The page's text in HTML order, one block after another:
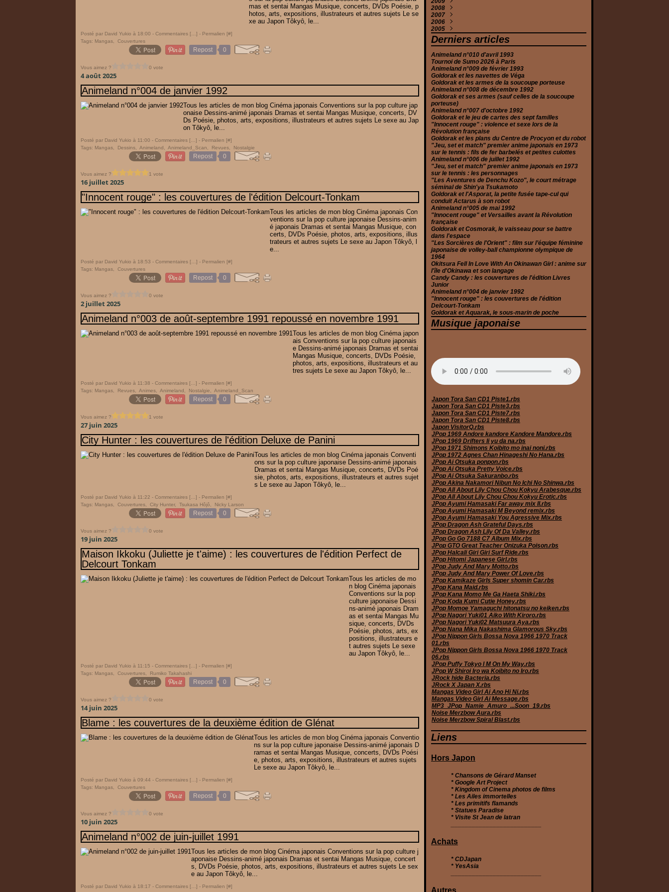
mas et sentai Mangas Musique, concerts, DVDs Poésie, p
hotos, arts, expositions, illustrateurs et autres sujets Le se
xe au Japon Tôkyô, le...
Posté par David Yukio à 18:00 - Commentaires [ ] - Permalien [#]
Tags: Mangas Couvertures
Repost 0
Vous aimez ? 0 vote
4 août 2025
Animeland n°004 de janvier 1992
Tous les articles de mon blog Cinéma japonais Conventions sur la pop culture jap
onaise Dessins-animé japonais Dramas et sentai Mangas Musique, concerts, DV
Ds Poésie, photos, arts, expositions, illustrateurs et autres sujets Le sexe au Jap
on Tôkyô, le...
Posté par David Yukio à 11:00 - Commentaires [ ] - Permalien [#]
Tags: Mangas Dessins Animeland Animeland_Scan Revues Nostalgie
Repost 0
Vous aimez ? 1 vote
16 juillet 2025
"Innocent rouge" : les couvertures de l'édition Delcourt-Tonkam
Tous les articles de mon blog Cinéma japonais Con
ventions sur la pop culture japonaise Dessins-anim
é japonais Dramas et sentai Mangas Musique, con
certs, DVDs Poésie, photos, arts, expositions, illus
trateurs et autres sujets Le sexe au Japon Tôkyô, l
e...
Posté par David Yukio à 18:53 - Commentaires [ ] - Permalien [#]
Tags: Mangas Couvertures
Repost 0
Vous aimez ? 0 vote
2 juillet 2025
Animeland n°003 de août-septembre 1991 repoussé en novembre 1991
Tous les articles de mon blog Cinéma japon
ais Conventions sur la pop culture japonais
e Dessins-animé japonais Dramas et sentai
Mangas Musique, concerts, DVDs Poésie,
photos, arts, expositions, illustrateurs et au
tres sujets Le sexe au Japon Tôkyô, le...
Posté par David Yukio à 11:38 - Commentaires [ ] - Permalien [#]
Tags: Mangas Revues Animes Animeland Nostalgie Animeland_Scan
Repost 0
Vous aimez ? 1 vote
27 juin 2025
City Hunter : les couvertures de l'édition Deluxe de Panini
Tous les articles de mon blog Cinéma japonais Conventi
ons sur la pop culture japonaise Dessins-animé japonais
Dramas et sentai Mangas Musique, concerts, DVDs Poé
sie, photos, arts, expositions, illustrateurs et autres sujet
s Le sexe au Japon Tôkyô, le...
Posté par David Yukio à 11:22 - Commentaires [ ] - Permalien [#]
Tags: Mangas Couvertures City Hunter, Tsukasa Hôjô Nicky Larson
Repost 0
Vous aimez ? 0 vote
19 juin 2025
Maison Ikkoku (Juliette je t'aime) : les couvertures de l'édition Perfect de
Delcourt Tonkam
Tous les articles de mo
n blog Cinéma japonais
Conventions sur la pop
culture japonaise Dessi
ns-animé japonais Dram
as et sentai Mangas Mu
sique, concerts, DVDs
Poésie, photos, arts, ex
positions, illustrateurs e
t autres sujets Le sexe
au Japon Tôkyô, le...
Posté par David Yukio à 11:15 - Commentaires [ ] - Permalien [#]
Tags: Mangas Couvertures Rumiko Takahashi
Repost 0
Vous aimez ? 0 vote
14 juin 2025
Blame : les couvertures de la deuxième édition de Glénat
Tous les articles de mon blog Cinéma japonais Conventio
ns sur la pop culture japonaise Dessins-animé japonais D
ramas et sentai Mangas Musique, concerts, DVDs Poési
e, photos, arts, expositions, illustrateurs et autres sujets
Le sexe au Japon Tôkyô, le...
Posté par David Yukio à 09:44 - Commentaires [ ] - Permalien [#]
Tags: Mangas Couvertures
Repost 0
Vous aimez ? 0 vote
10 juin 2025
Animeland n°002 de juin-juillet 1991
Tous les articles de mon blog Cinéma japonais Conventions sur la pop culture j
aponaise Dessins-animé japonais Dramas et sentai Mangas Musique, concert
s, DVDs Poésie, photos, arts, expositions, illustrateurs et autres sujets Le sex
e au Japon Tôkyô, le...
Posté par David Yukio à 18:17 - Commentaires [ ] - Permalien [#]
Janvier
Février
Janvier
Avril
Mars
Février
Janvier
Juillet
Juin
Mars
Février
Janvier (2)
Août
Juillet
Juin
Mai(2)
Avril (2)
Mars(2)
Janvier (1)
Septembre
Août
Juillet
Juin
Mai(4)
Avril(1)
Janvier (3)
Octobre
Septembre
Août
Juillet
Juin (5)
Mai (6)
Février (1)
Janvier (2)
Décembre
Novembre
Septembre
Août
Juillet (5)
Juin(2)
Avril(2)
Mars(1)
Février (3)
Janvier(4)
2008
Décembre
Novembre
Octobre
Septembre
(1)
Août(2)
Juin(2)
Mai(2)
Mars(4)
Février(2)
Janvier(1)
2007
Décembre
Novembre
Septembre
(3)
Août(1)
Juin(2)
Mai(2)
Avril(2)
Mars(2)
Février(2)
Janvier (3)
2006
Décembre
Novembre (2)
Octobre (2)
Août(2)
Juillet(2)
Juin(2)
Mai(2)
Avril(3)
Mars(2)
Février(2)
Janvier
2005
Décembre (2)
Novembre (3)
Septembre(3)
Août(4)
Juillet(6)
Juin(4)
Mai(11)
Derniers articles
Animeland n°010 d'avril 1993
Tournoi de Sumo 2026 à Paris
Animeland n°009 de février 1993
Goldorak et les navettes de Véga
Goldorak et les armes de la soucoupe porteuse
Animeland n°008 de décembre 1992
Goldorak et ses armes (sauf celles de la soucoupe
porteuse)
Animeland n°007 d'octobre 1992
Goldorak et le jeu de cartes des sept familles
"Innocent rouge" : violence et sexe lors de la
Révolution française
Goldorak et les plans du Centre de Procyon et du robot
"Jeu, set et match" premier anime japonais en 1973
sur le tennis : fils de fer barbelés et petites culottes
Animeland n°006 de juillet 1992
"Jeu, set et match" premier anime japonais en 1973
sur le tennis : les personnages
"Les Aventures de Denchu Kozo", le court métrage
séminal de Shin'ya Tsukamoto
Goldorak et l'Asporat, la petite fusée tape-cul qui
conduit Actarus à son robot
Animeland n°005 de mai 1992
"Innocent rouge" et Versailles avant la Révolution
française
Goldorak et Cosmorak, le vaisseau pour se battre
dans l'espace
"Les Sorcières de l'Orient" : film sur l’équipe féminine
japonaise de volley-ball championne olympique de
1964
Okitsura Fell In Love With An Okinawan Girl : anime sur
l'île d'Okinawa et son langage
Candy Candy : les couvertures de l'édition Livres
Junior
Animeland n°004 de janvier 1992
"Innocent rouge" : les couvertures de l'édition
Delcourt-Tonkam
Goldorak et Aquarak, le sous-marin de poche
Musique japonaise
Japon Tora San CD1 Piste1.rbs
Japon Tora San CD1 Piste3.rbs
Japon Tora San CD1 Piste7.rbs
Japon Tora San CD1 Piste8.rbs
Japon VisitorQ.rbs
JPop 1969 Andore kandore Kandore Mandore.rbs
JPop 1969 Drifters Ii yu da na.rbs
JPop 1971 Shimons Koibito mo inai noni.rbs
JPop 1972 Agnes Chan Hinageshi No Hana.rbs
JPop Ai Otsuka ponpon.rbs
JPop Ai Otsuka Pretty Voice.rbs
JPop Ai Otsuka Sakuranbo.rbs
JPop Akina Nakamori Nibun No Ichi No Shinwa.rbs
JPop All About Lily Chou Chou Kokyu Arabesque.rbs
JPop All About Lily Chou Chou Kokyu Erotic.rbs
JPop Ayumi Hamasaki Far away mix II.rbs
JPop Ayumi Hamasaki M Beyond remix.rbs
JPop Ayumi Hamasaki You Agressive Mix.rbs
JPop Dragon Ash Grateful Days.rbs
JPop Dragon Ash Lily Of Da Valley.rbs
JPop Go Go 7188 C7 Album Mix.rbs
JPop GTO Great Teacher Onizuka Poison.rbs
JPop Halcali Giri Giri Surf Ride.rbs
JPop Hitomi Japanese Girl.rbs
JPop Judy And Mary Motto.rbs
JPop Judy And Mary Power Of Love.rbs
JPop Kamikaze Girls Super shomin Car.rbs
JPop Kana Maid.rbs
JPop Kana Momo Me Ga Haeta Shiki.rbs
JPop Koda Kumi Cutie Honey.rbs
JPop Momoe Yamaguchi hitonatsu no keiken.rbs
JPop Nagori Yuki01 Aiko With Kiroro.rbs
JPop Nagori Yuki02 Matsuura Aya.rbs
JPop Nana Mika Nakashima Glamorous Sky.rbs
JPop Nippon Girls Bossa Nova 1966 1970 Track
01.rbs
JPop Nippon Girls Bossa Nova 1966 1970 Track
06.rbs
JPop Puffy Tokyo I M On My Way.rbs
JPop W Shiroi Iro wa Koibito no Iro.rbs
JRock hide Bacteria.rbs
JRock X Japan X.rbs
Mangas Video Girl Ai Ano Hi Ni.rbs
Mangas Video Girl Ai Message.rbs
MP3_JPop_Namie_Amuro_...Soon_19.rbs
Noise Merzbow Aura.rbs
Noise Merzbow Spiral Blast.rbs
Liens
Hors Japon
* Chansons de Gérard Manset
* Google Art Project
* Kingdom of Cinema photos de films
* Les Ailes immortelles
* Les primitifs flamands
* Statues Paradise
* Visite St Jean de latran
Achats
* CDJapan
* YesAsia
Autres